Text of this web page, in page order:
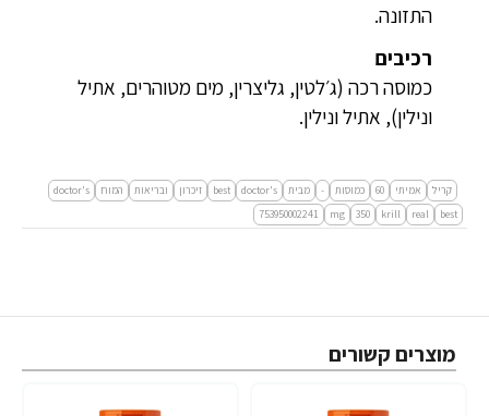
התזונה.
רכיבים
כמוסה רכה (ג׳לטין, גליצרין, מים מטוהרים, אתיל
ונילין), אתיל ונילין.
קריל אמיתי 60 כמוסות - מבית doctor's
best זיכרון ובריאות המוח
doctor's
best
real
krill
350
mg
753950002241
מוצרים קשורים